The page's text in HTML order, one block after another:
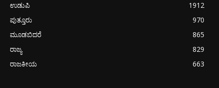
ಉಡುಪಿ
1912
ಪುತ್ತೂರು
970
ಮೂಡಬಿದರೆ
865
ರಾಜ್ಯ
829
ರಾಜಕೀಯ
663